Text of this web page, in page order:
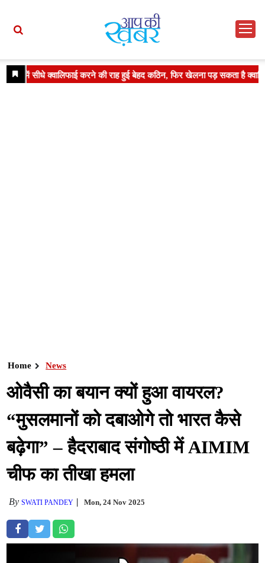
Home News
ओवैसी का बयान क्यों हुआ वायरल?
“मुसलमानों को दबाओगे तो भारत कैसे
बढ़ेगा” – हैदराबाद संगोष्ठी में AIMIM
चीफ का तीखा हमला
BySWATI PANDEY Mon, 24 Nov 2025